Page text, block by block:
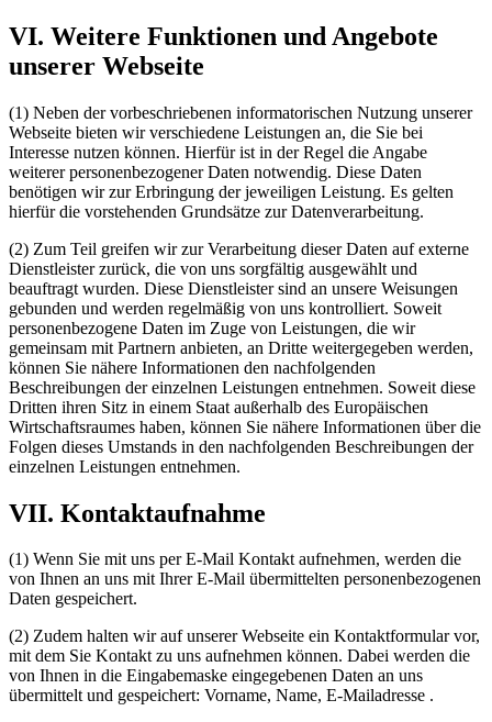
VI. Weitere Funktionen und Angebote
unserer Webseite
(1) Neben der vorbeschriebenen informatorischen Nutzung unserer
Webseite bieten wir verschiedene Leistungen an, die Sie bei
Interesse nutzen können. Hierfür ist in der Regel die Angabe
weiterer personenbezogener Daten notwendig. Diese Daten
benötigen wir zur Erbringung der jeweiligen Leistung. Es gelten
hierfür die vorstehenden Grundsätze zur Datenverarbeitung.
(2) Zum Teil greifen wir zur Verarbeitung dieser Daten auf externe
Dienstleister zurück, die von uns sorgfältig ausgewählt und
beauftragt wurden. Diese Dienstleister sind an unsere Weisungen
gebunden und werden regelmäßig von uns kontrolliert. Soweit
personenbezogene Daten im Zuge von Leistungen, die wir
gemeinsam mit Partnern anbieten, an Dritte weitergegeben werden,
können Sie nähere Informationen den nachfolgenden
Beschreibungen der einzelnen Leistungen entnehmen. Soweit diese
Dritten ihren Sitz in einem Staat außerhalb des Europäischen
Wirtschaftsraumes haben, können Sie nähere Informationen über die
Folgen dieses Umstands in den nachfolgenden Beschreibungen der
einzelnen Leistungen entnehmen.
VII. Kontaktaufnahme
(1) Wenn Sie mit uns per E-Mail Kontakt aufnehmen, werden die
von Ihnen an uns mit Ihrer E-Mail übermittelten personenbezogenen
Daten gespeichert.
(2) Zudem halten wir auf unserer Webseite ein Kontaktformular vor,
mit dem Sie Kontakt zu uns aufnehmen können. Dabei werden die
von Ihnen in die Eingabemaske eingegebenen Daten an uns
übermittelt und gespeichert: Vorname, Name, E-Mailadresse .